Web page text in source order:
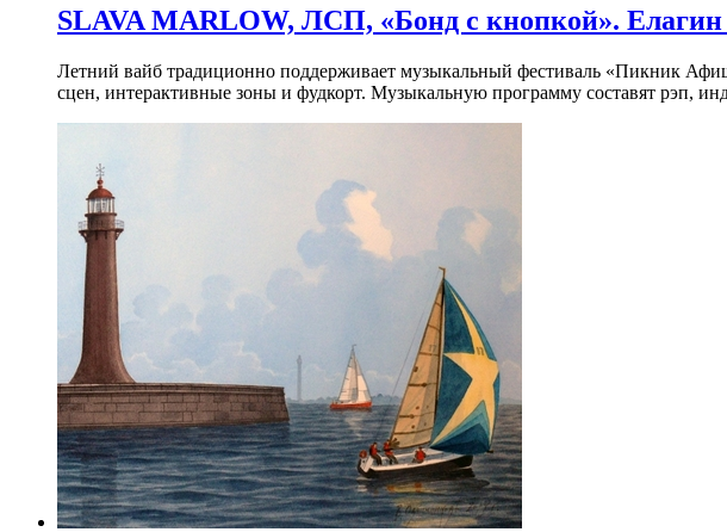
SLAVA MARLOW, ЛСП, «Бонд с кнопкой».
Летний вайб традиционно поддерживает музыкальный фестиваль «Пикник
сцен, интерактивные зоны и фудкорт. Музыкальную программу составят рэп,